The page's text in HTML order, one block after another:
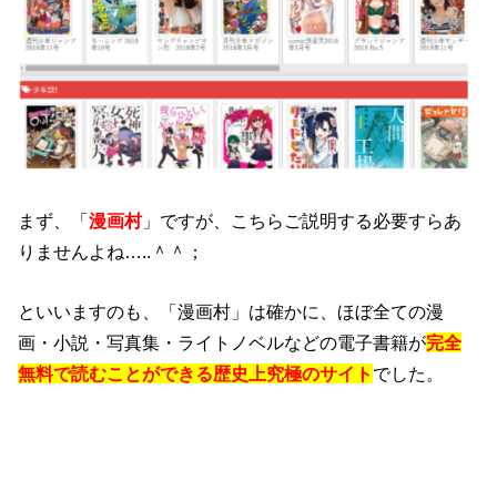
まず、「漫画村」ですが、こちらご説明する必要すらあ
りませんよね…..＾＾；
といいますのも、「漫画村」は確かに、ほぼ全ての漫
画・小説・写真集・ライトノベルなどの電子書籍が完全
無料で読むことができる歴史上究極のサイト でした。